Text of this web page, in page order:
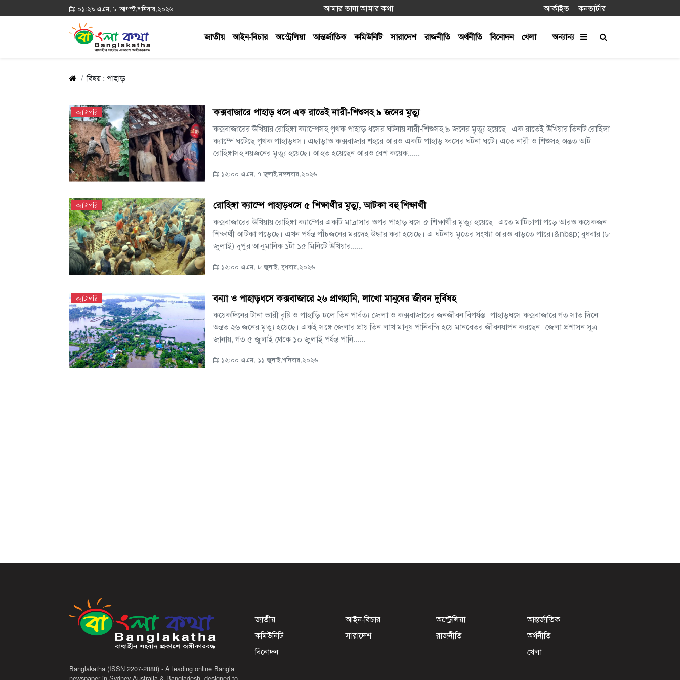
০১:২৯ এএম, ৮ আগস্ট,শনিবার,২০২৬ আমার ভাষা আমার কথা আর্কাইভ কনভার্টার
জাতীয় আইন-বিচার অস্ট্রেলিয়া আন্তর্জাতিক কমিউনিটি সারাদেশ রাজনীতি অর্থনীতি বিনোদন খেলা অন্যান্য
বিষয় : পাহাড়
ক্যাটাগরি কক্সবাজারে পাহাড় ধসে এক রাতেই নারী-শিশুসহ ৯ জনের মৃত্যু
কক্সবাজারের উখিয়ার রোহিঙ্গা ক্যাম্পেসহ পৃথক পাহাড় ধসের ঘটনায় নারী-শিশুসহ ৯ জনের মৃত্যু হয়েছে। এক রাতেই উখিয়ার তিনটি রোহিঙ্গা
ক্যাম্পে ঘটেছে পৃথক পাহাড়ধস। এছাড়াও কক্সবাজার শহরে আরও একটি পাহাড় ধ্বসের ঘটনা ঘটে। এতে নারী ও শিশুসহ অন্তত আট
রোহিঙ্গাসহ নয়জনের মৃত্যু হয়েছে। আহত হয়েছেন আরও বেশ কয়েক......
১২:০০ এএম, ৭ জুলাই,মঙ্গলবার,২০২৬
ক্যাটাগরি রোহিঙ্গা ক্যাম্পে পাহাড়ধসে ৫ শিক্ষার্থীর মৃত্যু, আটকা বহু শিক্ষার্থী
কক্সবাজারের উখিয়ায় রোহিঙ্গা ক্যাম্পের একটি মাদ্রাসার ওপর পাহাড় ধসে ৫ শিক্ষার্থীর মৃত্যু হয়েছে। এতে মাটিচাপা পড়ে আরও কয়েকজন
শিক্ষার্থী আটকা পড়েছে। এখন পর্যন্ত পাঁচজনের মরদেহ উদ্ধার করা হয়েছে। এ ঘটনায় মৃতের সংখ্যা আরও বাড়তে পারে।&nbsp; বুধবার (৮
জুলাই) দুপুর আনুমানিক ১টা ১৫ মিনিটে উখিয়ার......
১২:০০ এএম, ৮ জুলাই, বুধবার,২০২৬
ক্যাটাগরি বন্যা ও পাহাড়ধসে কক্সবাজারে ২৬ প্রাণহানি, লাখো মানুষের জীবন দুর্বিষহ
কয়েকদিনের টানা ভারী বৃষ্টি ও পাহাড়ি ঢলে তিন পার্বত্য জেলা ও কক্সবাজারের জনজীবন বিপর্যস্ত। পাহাড়ধসে কক্সবাজারে গত সাত দিনে
অন্তত ২৬ জনের মৃত্যু হয়েছে। একই সঙ্গে জেলার প্রায় তিন লাখ মানুষ পানিবন্দি হয়ে মানবেতর জীবনযাপন করছেন। জেলা প্রশাসন সূত্র
জানায়, গত ৫ জুলাই থেকে ১০ জুলাই পর্যন্ত পানি......
১২:০০ এএম, ১১ জুলাই,শনিবার,২০২৬
Banglakatha (ISSN 2207-2888) - A leading online Bangla
জাতীয় আইন-বিচার অস্ট্রেলিয়া
আন্তর্জাতিক
কমিউনিটি
সারাদেশ রাজনীতি
অর্থনীতি
বিনোদন
খেলা